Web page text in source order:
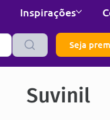
Inspirações
Seja
Suvinil